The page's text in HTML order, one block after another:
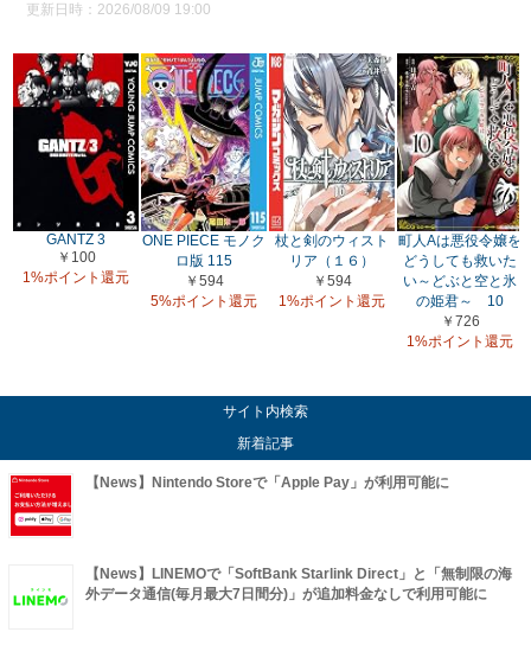
更新日時：2026/08/09 19:00
GANTZ 3
￥100
1%ポイント還元
ONE PIECE モノク
ロ版 115
￥594
5%ポイント還元
杖と剣のウィスト
リア（１６）
￥594
1%ポイント還元
町人Aは悪役令嬢を
どうしても救いた
い～どぶと空と氷
の姫君～ 10
￥726
1%ポイント還元
サイト内検索
新着記事
【News】Nintendo Storeで「Apple Pay」が利用可能に
【News】LINEMOで「SoftBank Starlink Direct」と「無制限の海
外データ通信(毎月最大7日間分)」が追加料金なしで利用可能に